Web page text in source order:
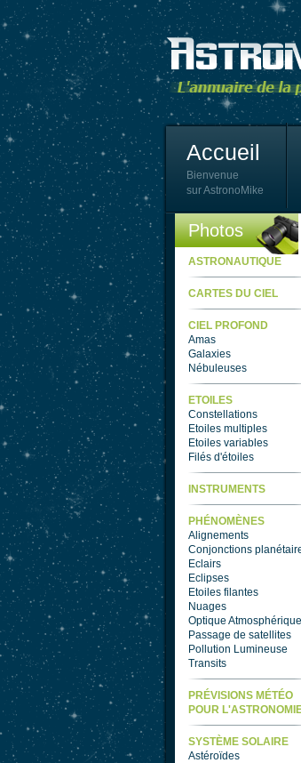
Accueil
Bienvenue
sur AstronoMike
Photos
ASTRONAUTIQUE
CARTES DU CIEL
CIEL PROFOND
Amas
Galaxies
Nébuleuses
ETOILES
Constellations
Etoiles multiples
Etoiles variables
Filés d'étoiles
INSTRUMENTS
PHÉNOMÈNES
Alignements
Conjonctions
Eclairs
Eclipses
Etoiles filantes
Nuages
Optique Atmosphérique
Passage de satellites
Pollution Lumineuse
Transits
PRÉVISIONS MÉTÉO
POUR
SYSTÈME SOLAIRE
Astéroïdes